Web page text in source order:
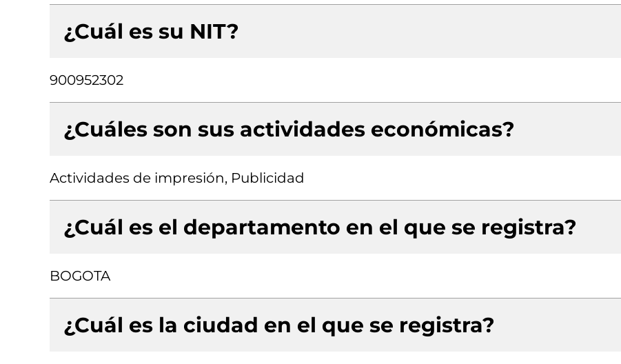
¿Cuál es su NIT?
900952302
¿Cuáles son sus actividades económicas?
Actividades de impresión, Publicidad
¿Cuál es el departamento en el que se registra?
BOGOTA
¿Cuál es la ciudad en el que se registra?